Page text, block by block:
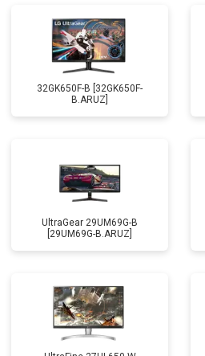
32GK650F-B [32GK650F-
B.ARUZ]
UltraGear 29UM69G-B
[29UM69G-B.ARUZ]